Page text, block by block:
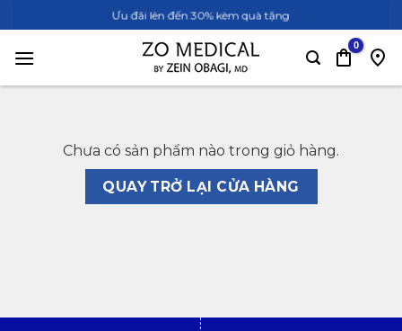
qua
nội
Ưu đãi lên đến 30% kèm quà tặng
Chưa có sản phẩm nào trong giỏ hàng.
QUAY TRỞ LẠI CỬA HÀNG